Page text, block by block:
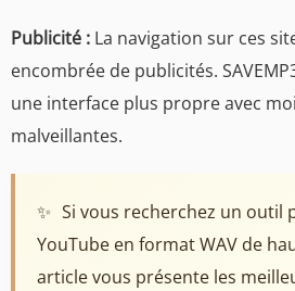
Publicité : La navigation sur ces
encombrée de publicités.
une interface plus propre avec
malveillantes.
✨ Si vous recherchez un outil
YouTube en format WAV de
article vous présente les